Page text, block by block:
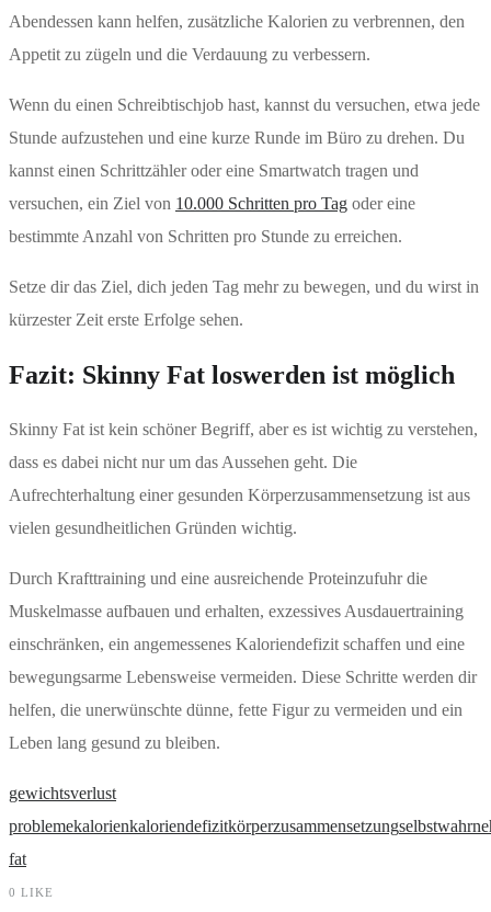
Abendessen kann helfen, zusätzliche Kalorien zu verbrennen, den
Appetit zu zügeln und die Verdauung zu verbessern.
Wenn du einen Schreibtischjob hast, kannst du versuchen, etwa jede
Stunde aufzustehen und eine kurze Runde im Büro zu drehen. Du
kannst einen Schrittzähler oder eine Smartwatch tragen und
versuchen, ein Ziel von 10.000 Schritten pro Tag oder eine
bestimmte Anzahl von Schritten pro Stunde zu erreichen.
Setze dir das Ziel, dich jeden Tag mehr zu bewegen, und du wirst in
kürzester Zeit erste Erfolge sehen.
Fazit: Skinny Fat loswerden ist möglich
Skinny Fat ist kein schöner Begriff, aber es ist wichtig zu verstehen,
dass es dabei nicht nur um das Aussehen geht. Die
Aufrechterhaltung einer gesunden Körperzusammensetzung ist aus
vielen gesundheitlichen Gründen wichtig.
Durch Krafttraining und eine ausreichende Proteinzufuhr die
Muskelmasse aufbauen und erhalten, exzessives Ausdauertraining
einschränken, ein angemessenes Kaloriendefizit schaffen und eine
bewegungsarme Lebensweise vermeiden. Diese Schritte werden dir
helfen, die unerwünschte dünne, fette Figur zu vermeiden und ein
Leben lang gesund zu bleiben.
gewichtsverlust
problemekalorienkaloriendefizitkörperzusammensetzung
fat
0 LIKE